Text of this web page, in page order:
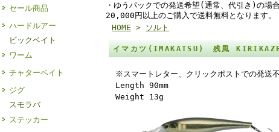
セール商品
ハードルアー
ビックベイト
ワーム
チャターベイト
ジグ
スモラバ
ステッカー
・ゆうパックでの発送希望(通常、代引き)の場
20,000円以上のご購入で送料無料となります。
HOME > ソルト
イマカツ(IMAKATSU) 残風 KIRIKAZE
※スマートレター、クリックポストでの発送
Length 90mm
Weight 13g